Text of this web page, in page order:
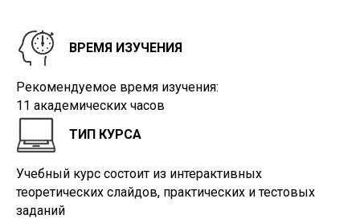
ВРЕМЯ ИЗУЧЕНИЯ
Рекомендуемое время изучения:
11 академических часов
ТИП КУРСА
Учебный курс состоит из интерактивных
теоретических слайдов, практических и тестовых
заданий